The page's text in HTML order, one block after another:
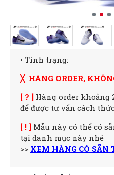
• Tình trạng:
╳ HÀNG ORDER,
[ ? ] Hàng order khoảng
để được tư vấn cách
[ ! ] Mẫu này có thể có
tại danh mục này nhé
>> XEM HÀNG CÓ SẴN